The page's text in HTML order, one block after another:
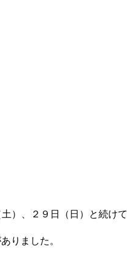
）、２９日（日）と続けて
りました。